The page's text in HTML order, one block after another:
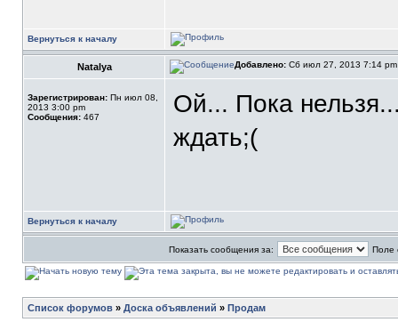
Вернуться к началу
Natalya Добавлено: Сб июл 27, 2013 7:14
Зарегистрирован: Пн июл 08,
2013 3:00 pm
Сообщения: 467
Ой... Пока
ждать;(
Вернуться к началу
Показать сообщения за: Поле
Список форумов » Доска объявлений » Продам